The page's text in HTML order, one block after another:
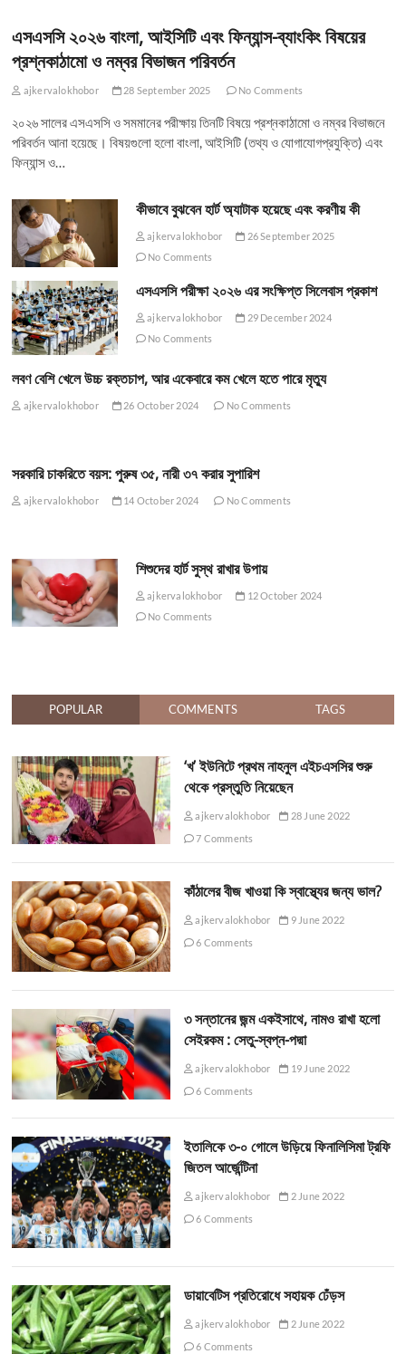
এসএসসি ২০২৬ বাংলা, আইসিটি এবং ফিন্যান্স-ব্যাংকিং বিষয়ের
প্রশ্নকাঠামো ও নম্বর বিভাজন পরিবর্তন
ajkervalokhobor 28 September 2025 No Comments
২০২৬ সালের এসএসসি ও সমমানের পরীক্ষায় তিনটি বিষয়ে প্রশ্নকাঠামো ও নম্বর বিভাজনে
পরিবর্তন আনা হয়েছে। বিষয়গুলো হলো বাংলা, আইসিটি (তথ্য ও যোগাযোগপ্রযুক্তি) এবং
ফিন্যান্স ও…
কীভাবে বুঝবেন হার্ট অ্যাটাক হয়েছে এবং করণীয় কী
ajkervalokhobor
26 September 2025
No Comments
এসএসসি পরীক্ষা ২০২৬ এর সংক্ষিপ্ত সিলেবাস প্রকাশ
ajkervalokhobor
29 December 2024
No Comments
লবণ বেশি খেলে উচ্চ রক্তচাপ, আর একেবারে কম খেলে হতে পারে মৃত্যু
ajkervalokhobor 26 October 2024 No Comments
সরকারি চাকরিতে বয়স: পুরুষ ৩৫, নারী ৩৭ করার সুপারিশ
ajkervalokhobor 14 October 2024 No Comments
শিশুদের হার্ট সুস্থ রাখার উপায়
ajkervalokhobor
12 October 2024
No Comments
POPULAR COMMENTS TAGS
‘খ’ ইউনিটে প্রথম নাহনুল এইচএসসির শুরু
থেকে প্রস্তুতি নিয়েছেন
ajkervalokhobor
28 June 2022
7 Comments
কাঁঠালের বীজ খাওয়া কি স্বাস্থ্যের জন্য ভাল?
ajkervalokhobor
9 June 2022
6 Comments
৩ সন্তানের জন্ম একইসাথে, নামও রাখা হলো
সেইরকম : সেতু-স্বপ্ন-পদ্মা
ajkervalokhobor
19 June 2022
6 Comments
ইতালিকে ৩-০ গোলে উড়িয়ে ফিনালিসিমা ট্রফি
জিতল আর্জেন্টিনা
ajkervalokhobor
2 June 2022
6 Comments
ডায়াবেটিস প্রতিরোধে সহায়ক ঢেঁড়স
ajkervalokhobor
2 June 2022
6 Comments